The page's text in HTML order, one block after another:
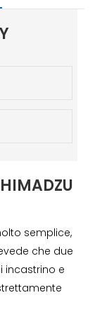
semplice,
che due
incastrino e